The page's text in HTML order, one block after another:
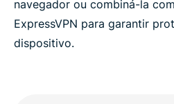
navegador ou combiná-la
ExpressVPN para garantir
dispositivo.